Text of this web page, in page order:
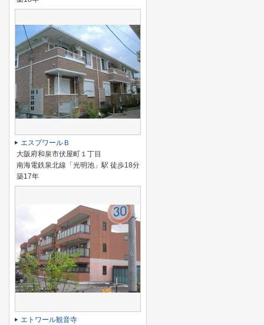
エスプワールＢ
大阪府和泉市伏屋町１丁目
南海電鉄泉北線「光明池」駅 徒歩18分
築17年
エトワール観音寺